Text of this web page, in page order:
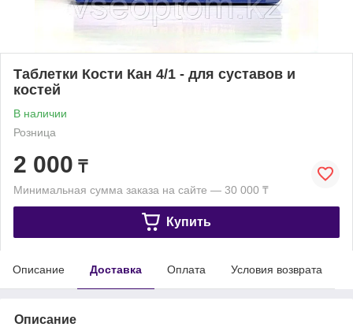
Таблетки Кости Кан 4/1 - для суставов и
костей
В наличии
Розница
2 000 ₸
Минимальная сумма заказа на сайте — 30 000 ₸
Купить
Описание Доставка Оплата Условия возврата
Описание